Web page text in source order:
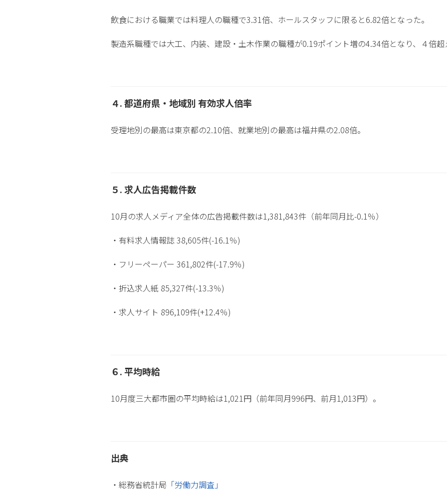
飲食における職業では料理人の職種で3.31倍、ホールスタッフに限ると6.82倍となった。
製造系職種では大工、内装、建設・土木作業の職種が0.19ポイント増の4.34倍となり、４倍超
４. 都道府県・地域別 有効求人倍率
受理地別の最高は東京都の2.10倍、就業地別の最高は福井県の2.08倍。
５. 求人広告掲載件数
10月の求人メディア全体の広告掲載件数は1,381,843件（前年同月比-0.1％）
・有料求人情報誌 38,605件(-16.1％)
・フリーペーパー 361,802件(-17.9％)
・折込求人紙 85,327件(-13.3％)
・求人サイト 896,109件(+12.4％)
６. 平均時給
10月度三大都市圏の平均時給は1,021円（前年同月996円、前月1,013円）。
出典
・総務省統計局 「労働力調査」